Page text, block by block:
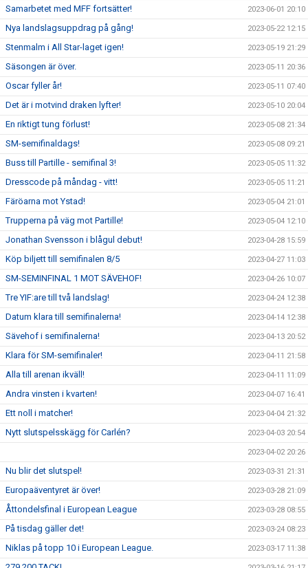
Samarbetet med MFF fortsätter! 2023-06-01 20:10
Nya landslagsuppdrag på gång! 2023-05-22 12:15
Stenmalm i All Star-laget igen! 2023-05-19 21:29
Säsongen är över. 2023-05-11 20:36
Oscar fyller år! 2023-05-11 07:40
Det är i motvind draken lyfter! 2023-05-10 20:04
En riktigt tung förlust! 2023-05-08 21:34
SM-semifinaldags! 2023-05-08 09:21
Buss till Partille - semifinal 3! 2023-05-05 11:32
Dresscode på måndag - vitt! 2023-05-05 11:21
Färöarna mot Ystad! 2023-05-04 21:01
Trupperna på väg mot Partille! 2023-05-04 12:10
Jonathan Svensson i blågul debut! 2023-04-28 15:59
Köp biljett till semifinalen 8/5 2023-04-27 11:03
SM-SEMINFINAL 1 MOT SÄVEHOF! 2023-04-26 10:07
Tre YIF:are till två landslag! 2023-04-24 12:38
Datum klara till semifinalerna! 2023-04-14 12:38
Sävehof i semifinalerna! 2023-04-13 20:52
Klara för SM-semifinaler! 2023-04-11 21:58
Alla till arenan ikväll! 2023-04-11 11:09
Andra vinsten i kvarten! 2023-04-07 16:41
Ett noll i matcher! 2023-04-04 21:32
Nytt slutspelsskägg för Carlén? 2023-04-03 20:54
2023-04-02 20:26
Nu blir det slutspel! 2023-03-31 21:31
Europaäventyret är över! 2023-03-28 21:09
Åttondelsfinal i European League 2023-03-28 08:55
På tisdag gäller det! 2023-03-24 08:23
Niklas på topp 10 i European League. 2023-03-17 11:38